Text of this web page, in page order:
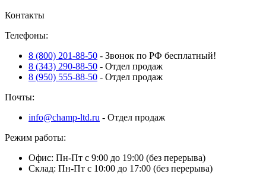
Контакты
Телефоны:
8 (800) 201-88-50 - Звонок по РФ бесплатный!
8 (343) 290-88-50 - Отдел продаж
8 (950) 555-88-50 - Отдел продаж
Почты:
info@champ-ltd.ru - Отдел продаж
Режим работы:
Офис: Пн-Пт с 9:00 до 19:00 (без перерыва)
Склад: Пн-Пт с 10:00 до 17:00 (без перерыва)